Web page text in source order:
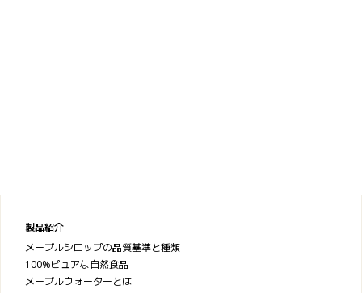
製品紹介
メープルシロップの品質基準と種類
100%ピュアな自然食品
メープルウォーターとは